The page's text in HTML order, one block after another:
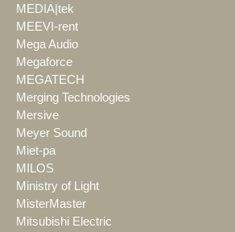
MEDIA|tek
MEEVI-rent
Mega Audio
Megaforce
MEGATECH
Merging Technologies
Mersive
Meyer Sound
Miet-pa
MILOS
Ministry of Light
MisterMaster
Mitsubishi Electric